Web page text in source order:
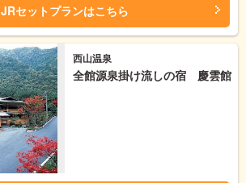
JRセットプランはこちら
西山温泉
全館源泉掛け流しの宿 慶雲館